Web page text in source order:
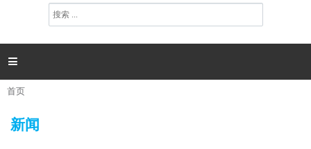
搜
索

你
在
这
首页
新闻